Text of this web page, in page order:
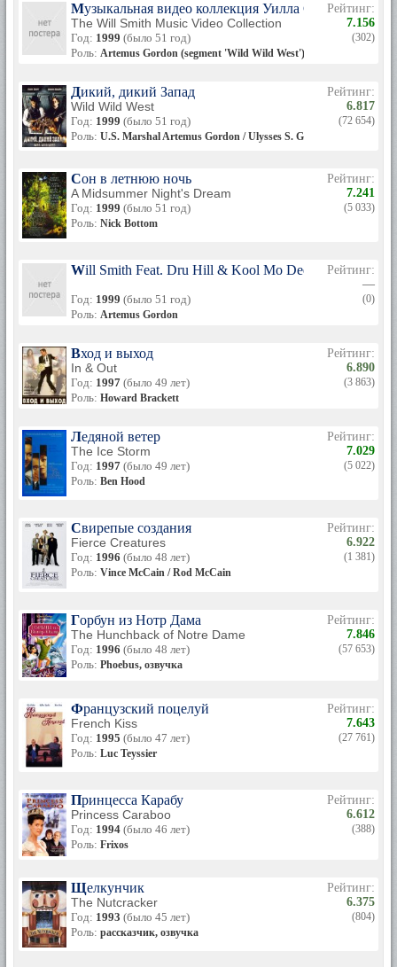
Музыкальная видео коллекция Уилла Смита
The Will Smith Music Video Collection
Год: 1999 (было 51 год)
Роль: Artemus Gordon (segment 'Wild Wild West')
Рейтинг:
7.156
(302)
Дикий, дикий Запад
Wild Wild West
Год: 1999 (было 51 год)
Роль: U.S. Marshal Artemus Gordon / Ulysses S. Grant
Рейтинг:
6.817
(72 654)
Сон в летнюю ночь
A Midsummer Night's Dream
Год: 1999 (было 51 год)
Роль: Nick Bottom
Рейтинг:
7.241
(5 033)
Will Smith Feat. Dru Hill & Kool Mo Dee: Wild Wild
Год: 1999 (было 51 год)
Роль: Artemus Gordon
Рейтинг:
—
(0)
Вход и выход
In & Out
Год: 1997 (было 49 лет)
Роль: Howard Brackett
Рейтинг:
6.890
(3 863)
Ледяной ветер
The Ice Storm
Год: 1997 (было 49 лет)
Роль: Ben Hood
Рейтинг:
7.029
(5 022)
Свирепые создания
Fierce Creatures
Год: 1996 (было 48 лет)
Роль: Vince McCain / Rod McCain
Рейтинг:
6.922
(1 381)
Горбун из Нотр Дама
The Hunchback of Notre Dame
Год: 1996 (было 48 лет)
Роль: Phoebus, озвучка
Рейтинг:
7.846
(57 653)
Французский поцелуй
French Kiss
Год: 1995 (было 47 лет)
Роль: Luc Teyssier
Рейтинг:
7.643
(27 761)
Принцесса Карабу
Princess Caraboo
Год: 1994 (было 46 лет)
Роль: Frixos
Рейтинг:
6.612
(388)
Щелкунчик
The Nutcracker
Год: 1993 (было 45 лет)
Роль: рассказчик, озвучка
Рейтинг:
6.375
(804)